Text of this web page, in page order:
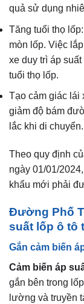
quả sử dụng
Tăng tuổi thọ
mòn lốp. Việc
xe duy trì áp
tuổi thọ lốp.
Tạo cảm giác lái
giảm độ bám
lắc khi di chuyển.
Theo quy định
ngày 01/01/
khẩu mới phải
Đường Phố
suất lốp ô tô
Gắn cảm biến
Cảm biến áp
gắn bên trong
lường và truyền